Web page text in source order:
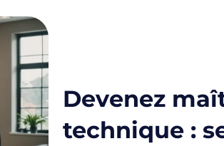
Devenez
technique :